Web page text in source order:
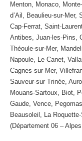
Menton, Monaco,
d’Ail, Beaulieu-sur-Mer,
Cap-Ferrat, Saint-
Antibes, Juan-les-Pins,
Théoule-sur-Mer,
Napoule, Le Canet,
Cagnes-sur-Mer,
Sauveur-sur Trinée,
Mouans-Sartoux, Biot,
Gaude, Vence,
Beausoleil, La
(Département 06 –